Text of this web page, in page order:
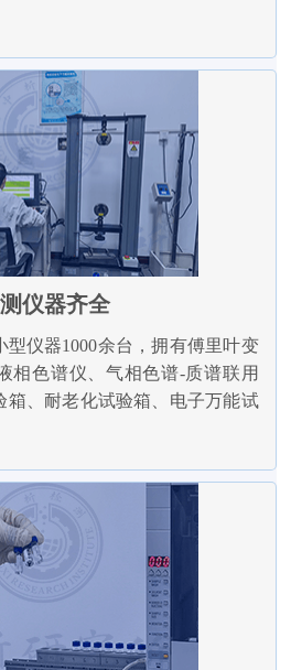
仪器齐全
仪器1000余台，拥有傅里叶变
相色谱仪、气相色谱-质谱联用
箱、耐老化试验箱、电子万能试